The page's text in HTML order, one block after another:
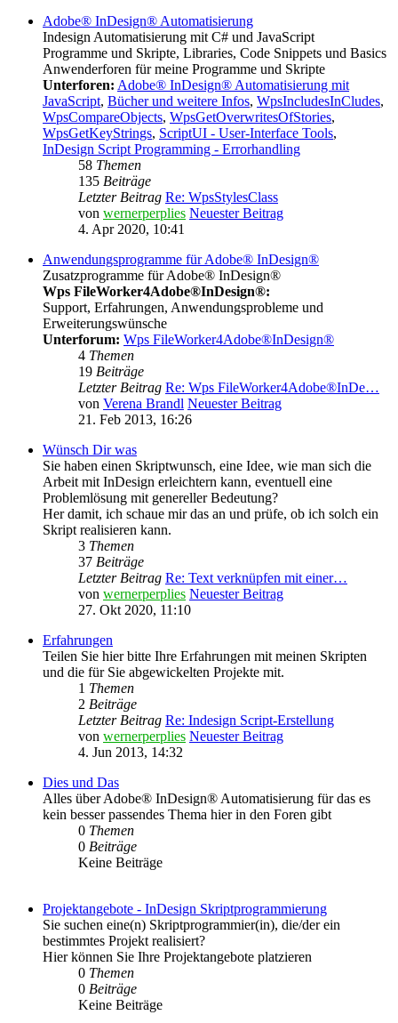
Adobe® InDesign® Automatisierung
Indesign Automatisierung mit C# und JavaScript
Programme und Skripte, Libraries, Code Snippets und Basics
Anwenderforen für meine Programme und Skripte
Unterforen: Adobe® InDesign® Automatisierung mit
JavaScript, Bücher und weitere Infos, WpsIncludesInCludes,
WpsCompareObjects, WpsGetOverwritesOfStories,
WpsGetKeyStrings, ScriptUI - User-Interface Tools,
InDesign Script Programming - Errorhandling
58 Themen
135 Beiträge
Letzter Beitrag Re: WpsStylesClass
von wernerperplies Neuester Beitrag
4. Apr 2020, 10:41
Anwendungsprogramme für Adobe® InDesign®
Zusatzprogramme für Adobe® InDesign®
Wps FileWorker4Adobe®InDesign®:
Support, Erfahrungen, Anwendungsprobleme und
Erweiterungswünsche
Unterforum: Wps FileWorker4Adobe®InDesign®
4 Themen
19 Beiträge
Letzter Beitrag Re: Wps FileWorker4Adobe®InDe…
von Verena Brandl Neuester Beitrag
21. Feb 2013, 16:26
Wünsch Dir was
Sie haben einen Skriptwunsch, eine Idee, wie man sich die
Arbeit mit InDesign erleichtern kann, eventuell eine
Problemlösung mit genereller Bedeutung?
Her damit, ich schaue mir das an und prüfe, ob ich solch ein
Skript realisieren kann.
3 Themen
37 Beiträge
Letzter Beitrag Re: Text verknüpfen mit einer…
von wernerperplies Neuester Beitrag
27. Okt 2020, 11:10
Erfahrungen
Teilen Sie hier bitte Ihre Erfahrungen mit meinen Skripten
und die für Sie abgewickelten Projekte mit.
1 Themen
2 Beiträge
Letzter Beitrag Re: Indesign Script-Erstellung
von wernerperplies Neuester Beitrag
4. Jun 2013, 14:32
Dies und Das
Alles über Adobe® InDesign® Automatisierung für das es
kein besser passendes Thema hier in den Foren gibt
0 Themen
0 Beiträge
Keine Beiträge
Projektangebote - InDesign Skriptprogrammierung
Sie suchen eine(n) Skriptprogrammier(in), die/der ein
bestimmtes Projekt realisiert?
Hier können Sie Ihre Projektangebote platzieren
0 Themen
0 Beiträge
Keine Beiträge